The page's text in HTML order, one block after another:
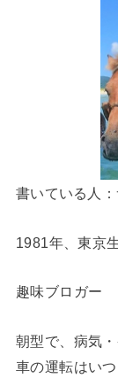
書いている人
1981年、東京
趣味ブロガー
朝型で、病気
車の運転はい